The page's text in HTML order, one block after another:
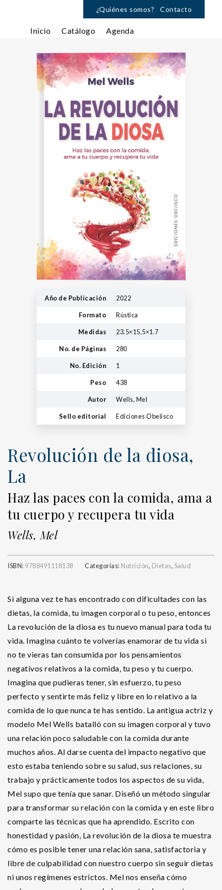
¿Quiénes somos? Contacto
Inicio Catálogo Agenda
Año de Publicación 2022
Formato Rústica
Medidas 23.5×15.5×1.7
No. de Páginas 280
No. Edición 1
Peso 438
Autor Wells, Mel
Sello editorial Ediciones Obelisco
Revolución de la diosa,
La
Haz las paces con la comida, ama a
tu cuerpo y recupera tu vida
Wells, Mel
ISBN: 9788491118138 Categorías: Nutrición, Dietas, Salud
Si alguna vez te has encontrado con dificultades con las
dietas, la comida, tu imagen corporal o tu peso, entonces
La revolución de la diosa es tu nuevo manual para toda tu
vida. Imagina cuánto te volverías enamorar de tu vida si
no te vieras tan consumida por los pensamientos
negativos relativos a la comida, tu peso y tu cuerpo.
Imagina que pudieras tener, sin esfuerzo, tu peso
perfecto y sentirte más feliz y libre en lo relativo a la
comida de lo que nunca te has sentido. La antigua actriz y
modelo Mel Wells batalló con su imagen corporal y tuvo
una relación poco saludable con la comida durante
muchos años. Al darse cuenta del impacto negativo que
esto estaba teniendo sobre su salud, sus relaciones, su
trabajo y prácticamente todos los aspectos de su vida,
Mel supo que tenía que sanar. Diseñó un método singular
para transformar su relación con la comida y en este libro
comparte las técnicas que ha aprendido. Escrito con
honestidad y pasión, La revolución de la diosa te muestra
cómo es posible tener una relación sana, satisfactoria y
libre de culpabilidad con nuestro cuerpo sin seguir dietas
ni unos regímenes estrictos. Mel nos enseña cómo